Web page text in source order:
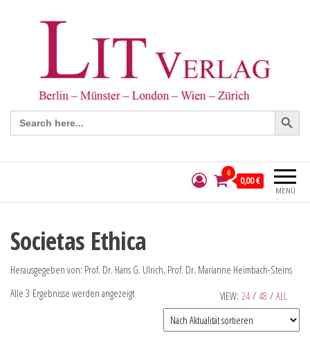
Search
for:
Search Button
MENÜ
0
0,00 €
Societas Ethica
Herausgegeben von: Prof. Dr. Hans G. Ulrich, Prof. Dr. Marianne Heimbach-Steins
VIEW: 24 / 48 / ALL
Alle 3 Ergebnisse werden angezeigt